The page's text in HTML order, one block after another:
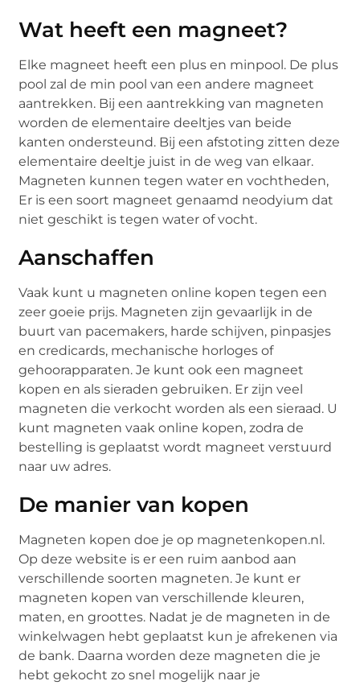
Wat heeft een magneet?
Elke magneet heeft een plus en minpool. De plus
pool zal de min pool van een andere magneet
aantrekken. Bij een aantrekking van magneten
worden de elementaire deeltjes van beide
kanten ondersteund. Bij een afstoting zitten deze
elementaire deeltje juist in de weg van elkaar.
Magneten kunnen tegen water en vochtheden,
Er is een soort magneet genaamd neodyium dat
niet geschikt is tegen water of vocht.
Aanschaffen
Vaak kunt u magneten online kopen tegen een
zeer goeie prijs. Magneten zijn gevaarlijk in de
buurt van pacemakers, harde schijven, pinpasjes
en credicards, mechanische horloges of
gehoorapparaten. Je kunt ook een magneet
kopen en als sieraden gebruiken. Er zijn veel
magneten die verkocht worden als een sieraad. U
kunt magneten vaak online kopen, zodra de
bestelling is geplaatst wordt magneet verstuurd
naar uw adres.
De manier van kopen
Magneten kopen doe je op magnetenkopen.nl.
Op deze website is er een ruim aanbod aan
verschillende soorten magneten. Je kunt er
magneten kopen van verschillende kleuren,
maten, en groottes. Nadat je de magneten in de
winkelwagen hebt geplaatst kun je afrekenen via
de bank. Daarna worden deze magneten die je
hebt gekocht zo snel mogelijk naar je